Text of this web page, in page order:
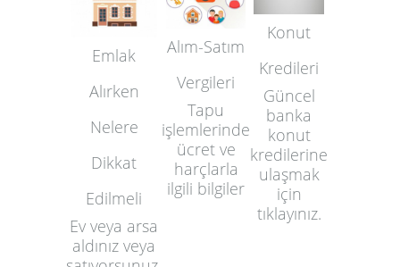
Emlak
Alırken
Nelere
Dikkat
Edilmeli
Ev veya arsa
aldınız veya
Alım-Satım
Vergileri
Tapu
işlemlerinde
ücret ve
harçlarla
ilgili bilgiler
Konut
Kredileri
Güncel
banka
konut
kredilerine
ulaşmak
için
tıklayınız.